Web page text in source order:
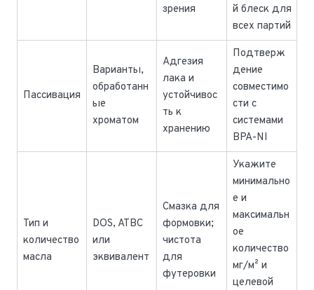
зрения
й блеск для
всех партий
Пассивация
Варианты,
обработанн
ые
хроматом
Адгезия
лака и
устойчивос
ть к
хранению
Подтверж
дение
совместимо
сти с
системами
BPA-NI
Тип и
количество
масла
DOS, ATBC
или
эквивалент
Смазка для
формовки;
чистота
для
футеровки
Укажите
минимально
е и
максимальн
ое
количество
мг/м² и
целевой